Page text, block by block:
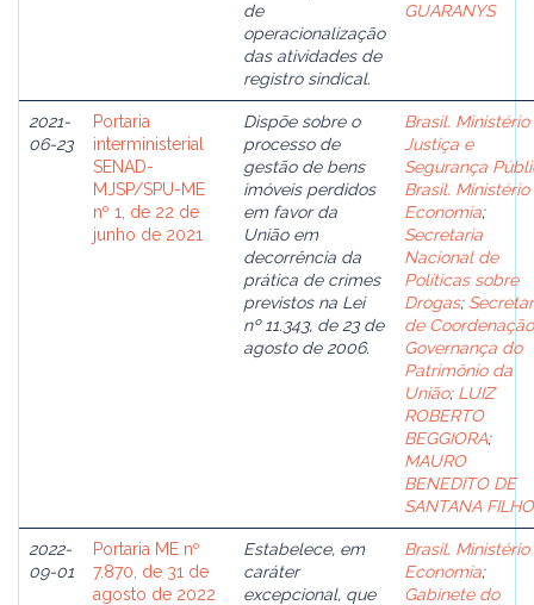
de
operacionalização
das atividades de
registro sindical.
GUARANYS
2021-
06-23
Portaria
interministerial
SENAD-
MJSP/SPU-ME
nº 1, de 22 de
junho de 2021
Dispõe sobre o
processo de
gestão de bens
imóveis perdidos
em favor da
União em
decorrência da
prática de crimes
previstos na Lei
nº 11.343, de 23 de
agosto de 2006.
Brasil. Ministério
Justiça e
Segurança
Brasil. Ministério
Economia;
Secretaria
Nacional de
Políticas sobre
Drogas;
de
Governança do
Patrimônio da
União; LUIZ
ROBERTO
BEGGIORA;
MAURO
BENEDITO DE
SANTANA FILHO
2022-
09-01
Portaria ME nº
7.870, de 31 de
agosto de 2022
Estabelece, em
caráter
excepcional, que
Brasil. Ministério
Economia;
Gabinete do